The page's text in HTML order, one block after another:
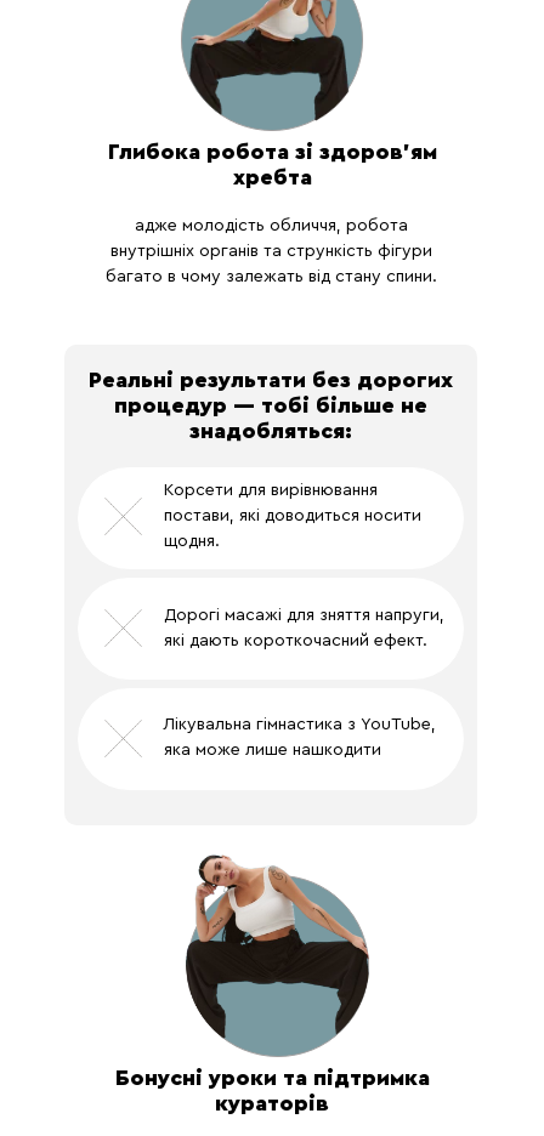
Глибока робота зі здоров’ям
хребта
адже молодість обличчя, робота
внутрішніх органів та стрункість фігури
багато в чому залежать від стану спини.
Реальні результати без дорогих
процедур — тобі більше не
знадобляться:
Бонусні уроки та підтримка
кураторів
Лікувальна гімнастика з YouTube,
яка може лише нашкодити
Дорогі масажі для зняття напруги,
які дають короткочасний ефект.
Корсети для вирівнювання
постави, які доводиться носити
щодня.